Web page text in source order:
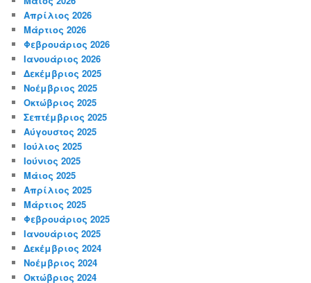
Απρίλιος 2026
Μάρτιος 2026
Φεβρουάριος 2026
Ιανουάριος 2026
Δεκέμβριος 2025
Νοέμβριος 2025
Οκτώβριος 2025
Σεπτέμβριος 2025
Αύγουστος 2025
Ιούλιος 2025
Ιούνιος 2025
Μάιος 2025
Απρίλιος 2025
Μάρτιος 2025
Φεβρουάριος 2025
Ιανουάριος 2025
Δεκέμβριος 2024
Νοέμβριος 2024
Οκτώβριος 2024